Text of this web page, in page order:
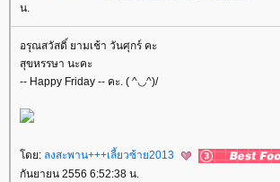
น.
อรุณสวัสดิ์ ยามเช้า วันศุกร์ คะ
สุขหรรษา นะคะ
-- Happy Friday -- คะ. ( ^◡^)/
ดย: ลงสะพาน+++เลี้ยวซ้าย2013
กันยายน 2556 6:52:38 น.